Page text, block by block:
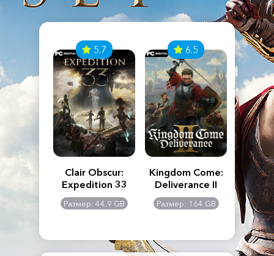
Creed
5.7
Clair Obscur:
Expedition 33
Размер: 44.9 GB
6.5
Kingdom Come:
Deliverance II
Размер: 164 GB
The